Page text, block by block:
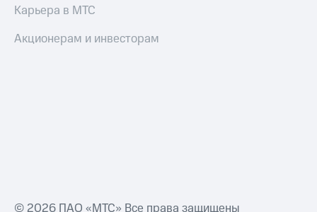
Карьера в МТС
Акционерам и инвесторам
© 2026 ПАО «МТС» Все права защищены